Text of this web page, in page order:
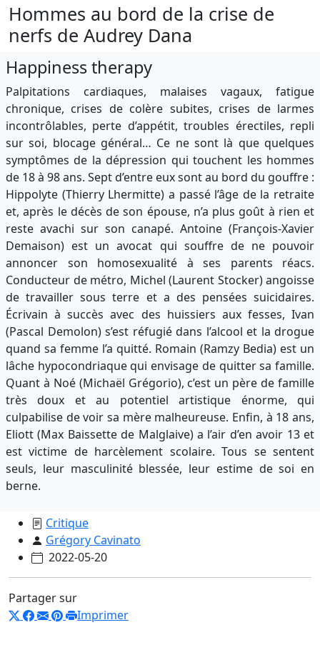
Hommes au bord de la crise de
nerfs de Audrey Dana
Happiness therapy
Palpitations cardiaques, malaises vagaux, fatigue
chronique, crises de colère subites, crises de larmes
incontrôlables, perte d’appétit, troubles érectiles, repli
sur soi, blocage général… Ce ne sont là que quelques
symptômes de la dépression qui touchent les hommes
de 18 à 98 ans. Sept d’entre eux sont au bord du gouffre :
Hippolyte (Thierry Lhermitte) a passé l’âge de la retraite
et, après le décès de son épouse, n’a plus goût à rien et
reste avachi sur son canapé. Antoine (François-Xavier
Demaison) est un avocat qui souffre de ne pouvoir
annoncer son homosexualité à ses parents réacs.
Conducteur de métro, Michel (Laurent Stocker) angoisse
de travailler sous terre et a des pensées suicidaires.
Écrivain à succès avec des huissiers aux fesses, Ivan
(Pascal Demolon) s’est réfugié dans l’alcool et la drogue
quand sa femme l’a quitté. Romain (Ramzy Bedia) est un
lâche hypocondriaque qui envisage de quitter sa famille.
Quant à Noé (Michaël Grégorio), c’est un père de famille
très doux et au potentiel artistique énorme, qui
culpabilise de voir sa mère malheureuse. Enfin, à 18 ans,
Eliott (Max Baissette de Malglaive) a l’air d’en avoir 13 et
est victime de harcèlement scolaire. Tous se sentent
seuls, leur masculinité blessée, leur estime de soi en
berne.
Critique
Grégory Cavinato
2022-05-20
Partager sur
Imprimer